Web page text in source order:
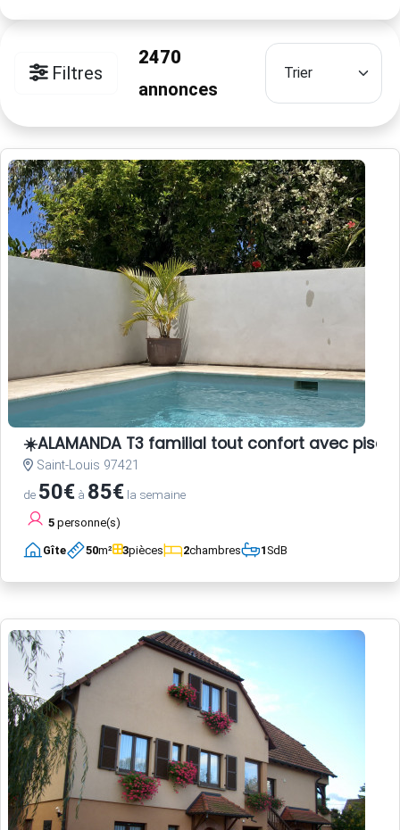
Filtres
2470
annonces
☀️ALAMANDA T3 familial tout confort avec
Saint-Louis 97421
de 50€ à 85€ la semaine
5 personne(s)
Gîte 50m² 3pièces 2chambres 1SdB